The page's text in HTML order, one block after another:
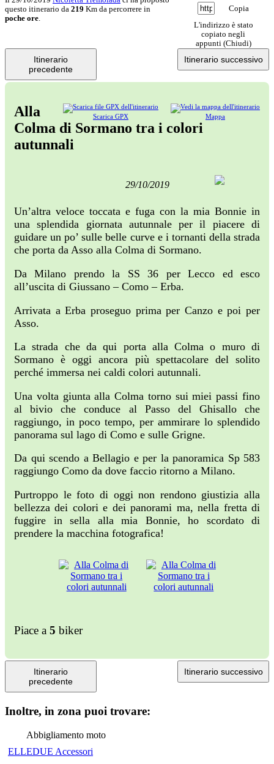
Copia
L'indirizzo è stato
copiato negli
appunti (Chiudi)
questo itinerario da 219 Km da percorrere in
poche ore.
Itinerario
precedente
Itinerario successivo
Mappa
Scarica GPX
Alla
Colma di Sormano tra i colori
autunnali
29/10/2019
Un’altra veloce toccata e fuga con la mia Bonnie in
una splendida giornata autunnale per il piacere di
guidare un po’ sulle belle curve e i tornanti della strada
che porta da Asso alla Colma di Sormano.
Da Milano prendo la SS 36 per Lecco ed esco
all’uscita di Giussano – Como – Erba.
Arrivata a Erba proseguo prima per Canzo e poi per
Asso.
La strada che da qui porta alla Colma o muro di
Sormano è oggi ancora più spettacolare del solito
perché immersa nei caldi colori autunnali.
Una volta giunta alla Colma torno sui miei passi fino
al bivio che conduce al Passo del Ghisallo che
raggiungo, in poco tempo, per ammirare lo splendido
panorama sul lago di Como e sulle Grigne.
Da qui scendo a Bellagio e per la panoramica Sp 583
raggiungo Como da dove faccio ritorno a Milano.
Purtroppo le foto di oggi non rendono giustizia alla
bellezza dei colori e dei panorami ma, nella fretta di
fuggire in sella alla mia Bonnie, ho scordato di
prendere la macchina fotografica!
Piace a 5 biker
Itinerario
precedente
Itinerario successivo
Inoltre, in zona puoi trovare:
Abbigliamento moto
ELLEDUE Accessori